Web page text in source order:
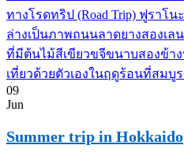
09
Jun
Summer trip in Hokkaido